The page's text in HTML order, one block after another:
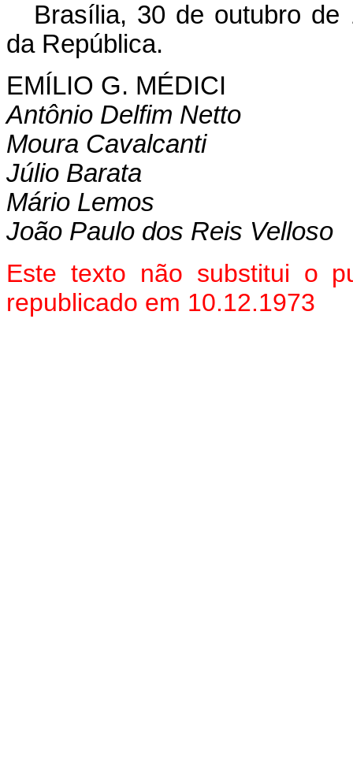
Brasília, 30 de outubro de
da República.
EMÍLIO G. MÉDICI
Antônio Delfim Netto
Moura Cavalcanti
Júlio Barata
Mário Lemos
João Paulo dos Reis Velloso
Este texto não substitui o
republicado em 10.12.1973